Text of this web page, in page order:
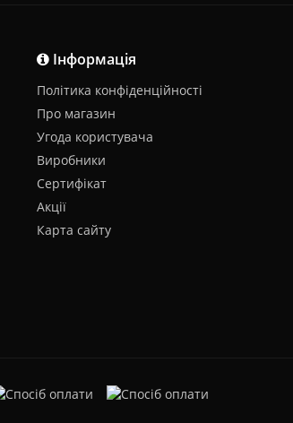
Інформація
Політика конфіденційності
Про магазин
Угода користувача
Виробники
Сертифікат
Акції
Карта сайту